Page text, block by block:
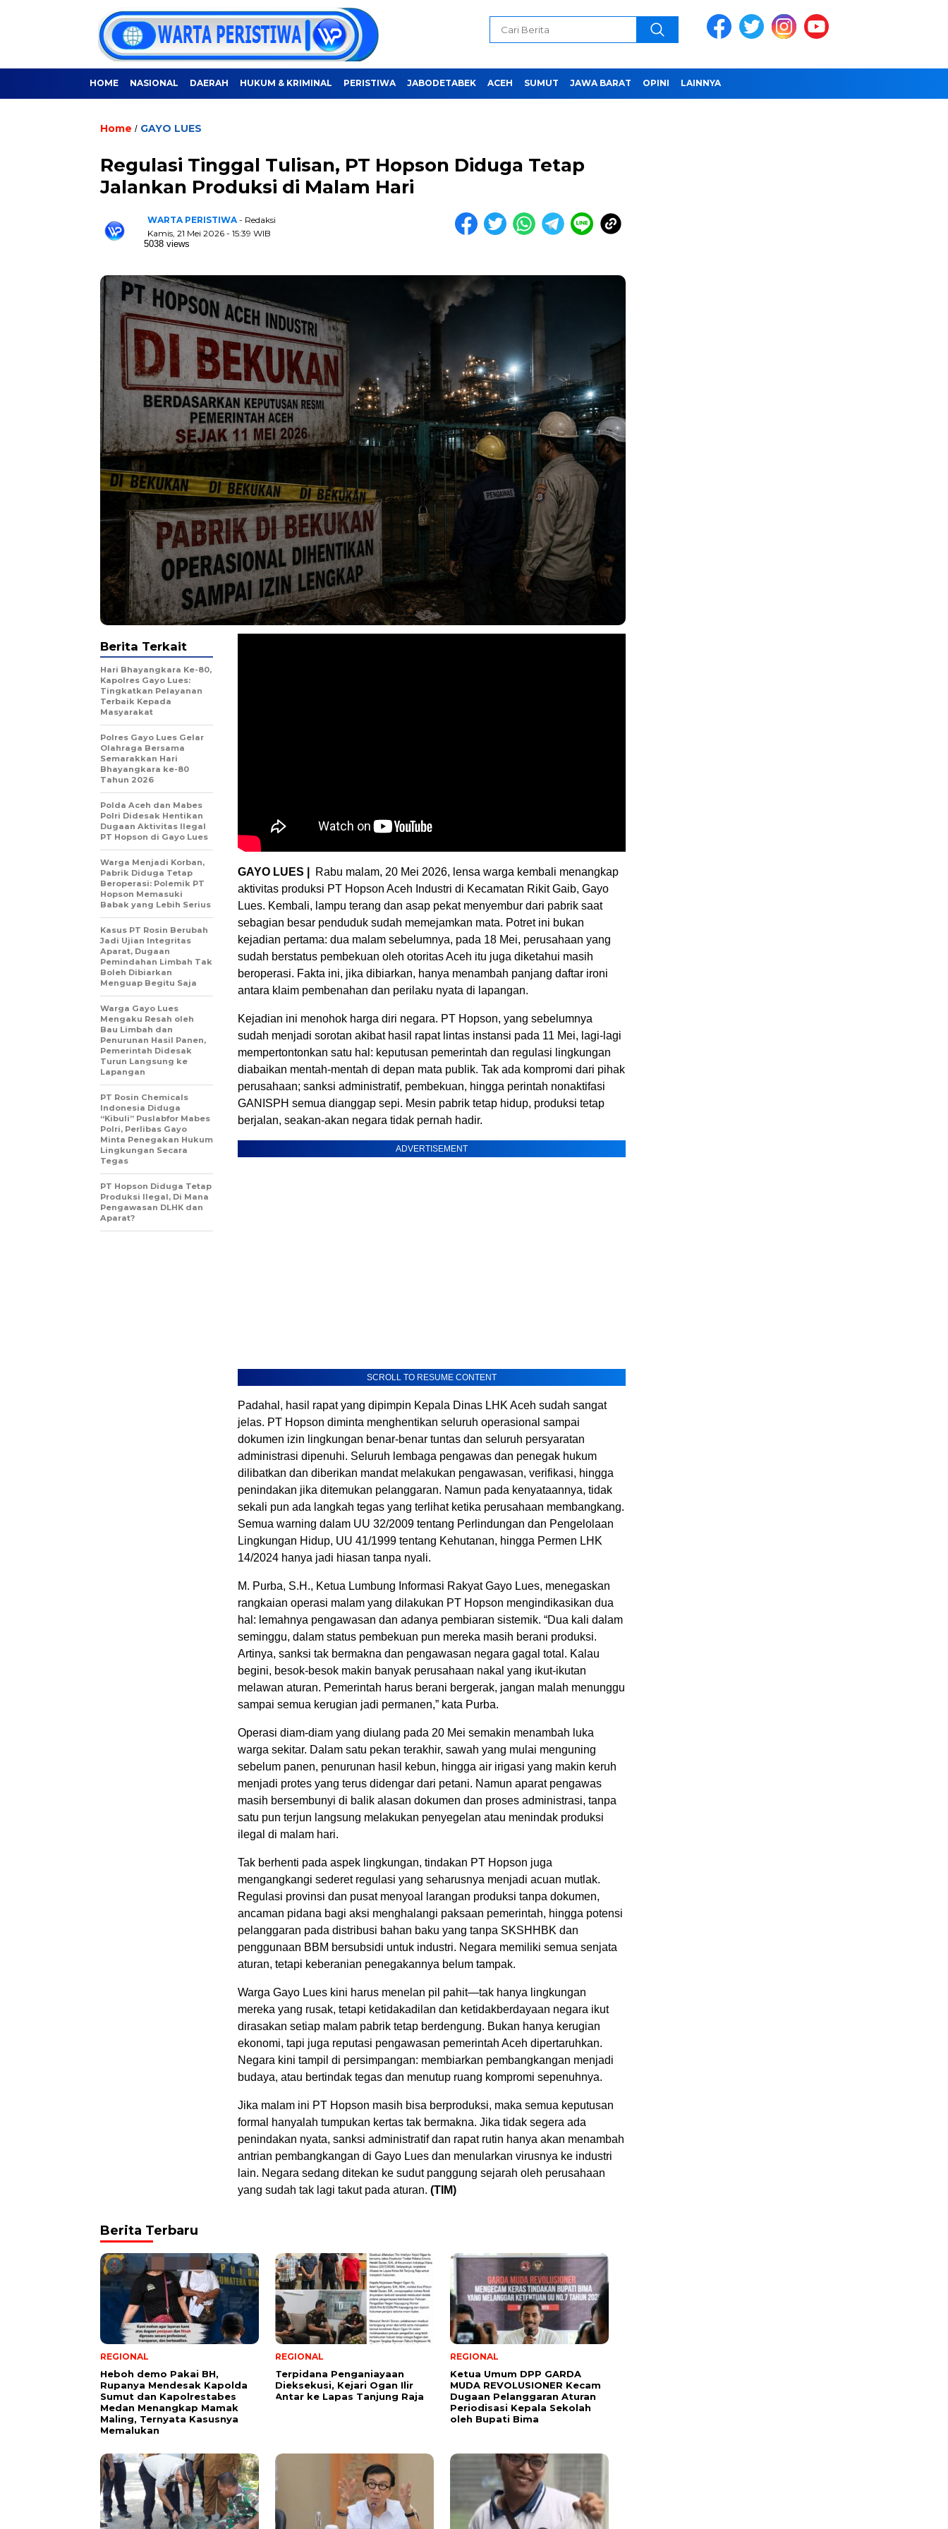
HOME NASIONAL DAERAH HUKUM & KRIMINAL PERISTIWA JABODETABEK ACEH SUMUT JAWA BARAT OPINI LAINNYA
Home / GAYO LUES
Regulasi Tinggal Tulisan, PT Hopson Diduga Tetap
Jalankan Produksi di Malam Hari
WARTA PERISTIWA - Redaksi
Kamis, 21 Mei 2026 - 15:39 WIB
5038 views
GAYO LUES |
Rabu malam, 20 Mei 2026, lensa warga kembali menangkap
aktivitas produksi PT Hopson Aceh Industri di Kecamatan Rikit Gaib, Gayo
Lues. Kembali, lampu terang dan asap pekat menyembur dari pabrik saat
sebagian besar penduduk sudah memejamkan mata. Potret ini bukan
kejadian pertama: dua malam sebelumnya, pada 18 Mei, perusahaan yang
sudah berstatus pembekuan oleh otoritas Aceh itu juga diketahui masih
beroperasi. Fakta ini, jika dibiarkan, hanya menambah panjang daftar ironi
antara klaim pembenahan dan perilaku nyata di lapangan.
Kejadian ini menohok harga diri negara. PT Hopson, yang sebelumnya
sudah menjadi sorotan akibat hasil rapat lintas instansi pada 11 Mei, lagi-lagi
mempertontonkan satu hal: keputusan pemerintah dan regulasi lingkungan
diabaikan mentah-mentah di depan mata publik. Tak ada kompromi dari pihak
perusahaan; sanksi administratif, pembekuan, hingga perintah nonaktifasi
GANISPH semua dianggap sepi. Mesin pabrik tetap hidup, produksi tetap
berjalan, seakan-akan negara tidak pernah hadir.
ADVERTISEMENT
SCROLL TO RESUME CONTENT
Padahal, hasil rapat yang dipimpin Kepala Dinas LHK Aceh sudah sangat
jelas. PT Hopson diminta menghentikan seluruh operasional sampai
dokumen izin lingkungan benar-benar tuntas dan seluruh persyaratan
administrasi dipenuhi. Seluruh lembaga pengawas dan penegak hukum
dilibatkan dan diberikan mandat melakukan pengawasan, verifikasi, hingga
penindakan jika ditemukan pelanggaran. Namun pada kenyataannya, tidak
sekali pun ada langkah tegas yang terlihat ketika perusahaan membangkang.
Semua warning dalam UU 32/2009 tentang Perlindungan dan Pengelolaan
Lingkungan Hidup, UU 41/1999 tentang Kehutanan, hingga Permen LHK
14/2024 hanya jadi hiasan tanpa nyali.
M. Purba, S.H., Ketua Lumbung Informasi Rakyat Gayo Lues, menegaskan
rangkaian operasi malam yang dilakukan PT Hopson mengindikasikan dua
hal: lemahnya pengawasan dan adanya pembiaran sistemik. “Dua kali dalam
seminggu, dalam status pembekuan pun mereka masih berani produksi.
Artinya, sanksi tak bermakna dan pengawasan negara gagal total. Kalau
begini, besok-besok makin banyak perusahaan nakal yang ikut-ikutan
melawan aturan. Pemerintah harus berani bergerak, jangan malah menunggu
sampai semua kerugian jadi permanen,” kata Purba.
Operasi diam-diam yang diulang pada 20 Mei semakin menambah luka
warga sekitar. Dalam satu pekan terakhir, sawah yang mulai menguning
sebelum panen, penurunan hasil kebun, hingga air irigasi yang makin keruh
menjadi protes yang terus didengar dari petani. Namun aparat pengawas
masih bersembunyi di balik alasan dokumen dan proses administrasi, tanpa
satu pun terjun langsung melakukan penyegelan atau menindak produksi
ilegal di malam hari.
Tak berhenti pada aspek lingkungan, tindakan PT Hopson juga
mengangkangi sederet regulasi yang seharusnya menjadi acuan mutlak.
Regulasi provinsi dan pusat menyoal larangan produksi tanpa dokumen,
ancaman pidana bagi aksi menghalangi paksaan pemerintah, hingga potensi
pelanggaran pada distribusi bahan baku yang tanpa SKSHHBK dan
penggunaan BBM bersubsidi untuk industri. Negara memiliki semua senjata
aturan, tetapi keberanian penegakannya belum tampak.
Warga Gayo Lues kini harus menelan pil pahit—tak hanya lingkungan
mereka yang rusak, tetapi ketidakadilan dan ketidakberdayaan negara ikut
dirasakan setiap malam pabrik tetap berdengung. Bukan hanya kerugian
ekonomi, tapi juga reputasi pengawasan pemerintah Aceh dipertaruhkan.
Negara kini tampil di persimpangan: membiarkan pembangkangan menjadi
budaya, atau bertindak tegas dan menutup ruang kompromi sepenuhnya.
Jika malam ini PT Hopson masih bisa berproduksi, maka semua keputusan
formal hanyalah tumpukan kertas tak bermakna. Jika tidak segera ada
penindakan nyata, sanksi administratif dan rapat rutin hanya akan menambah
antrian pembangkangan di Gayo Lues dan menularkan virusnya ke industri
lain. Negara sedang ditekan ke sudut panggung sejarah oleh perusahaan
yang sudah tak lagi takut pada aturan. (TIM)
Berita Terkait
Hari Bhayangkara Ke-80,
Kapolres Gayo Lues:
Tingkatkan Pelayanan
Terbaik Kepada
Masyarakat
Polres Gayo Lues Gelar
Olahraga Bersama
Semarakkan Hari
Bhayangkara ke-80
Tahun 2026
Polda Aceh dan Mabes
Polri Didesak Hentikan
Dugaan Aktivitas Ilegal
PT Hopson di Gayo Lues
Warga Menjadi Korban,
Pabrik Diduga Tetap
Beroperasi: Polemik PT
Hopson Memasuki
Babak yang Lebih Serius
Kasus PT Rosin Berubah
Jadi Ujian Integritas
Aparat, Dugaan
Pemindahan Limbah Tak
Boleh Dibiarkan
Menguap Begitu Saja
Warga Gayo Lues
Mengaku Resah oleh
Bau Limbah dan
Penurunan Hasil Panen,
Pemerintah Didesak
Turun Langsung ke
Lapangan
PT Rosin Chemicals
Indonesia Diduga
“Kibuli” Puslabfor Mabes
Polri, Perlibas Gayo
Minta Penegakan Hukum
Lingkungan Secara
Tegas
PT Hopson Diduga Tetap
Produksi Ilegal, Di Mana
Pengawasan DLHK dan
Aparat?
Berita Terbaru
REGIONAL
Heboh demo Pakai BH,
Rupanya Mendesak Kapolda
Sumut dan Kapolrestabes
Medan Menangkap Mamak
Maling, Ternyata Kasusnya
Memalukan
REGIONAL
Terpidana Penganiayaan
Dieksekusi, Kejari Ogan Ilir
Antar ke Lapas Tanjung Raja
REGIONAL
Ketua Umum DPP GARDA
MUDA REVOLUSIONER Kecam
Dugaan Pelanggaran Aturan
Periodisasi Kepala Sekolah
oleh Bupati Bima